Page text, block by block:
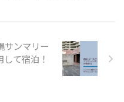
サンマリー
て宿泊！